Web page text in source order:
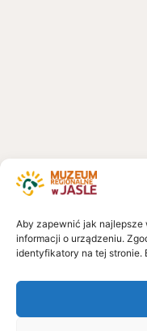
Aby zapewnić jak
informacji o urządzeniu.
identyfikatory na tej stronie.